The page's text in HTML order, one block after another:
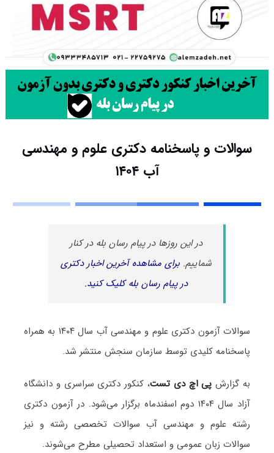
سوالات و پاسخنامه دکتری علوم و مهندسی
آب ۱۴۰۴
در این روزها در پیام رسان بله در کنار
شماییم.برای مشاهده آخرین اخبار دکتری
در پیام رسان بله کلیک کنید.
سوالات آزمون دکتری علوم و مهندسی آب سال ۱۴۰۴ به همراه
پاسخنامه کلیدی توسط سازمان سنجش منتشر شد.
به گزارشپی اچ دی تست، کنکور دکتری سراسری و دانشگاه
آزاد سال ۱۴۰۴ دوم اسفندماه برگزار می‌شود. در آزمون دکتری
رشته علوم و مهندسی آب سوالات تخصصی رشته و نیز
سوالات زبان عمومی و استعداد تحصیلی مطرح می‌شوند.